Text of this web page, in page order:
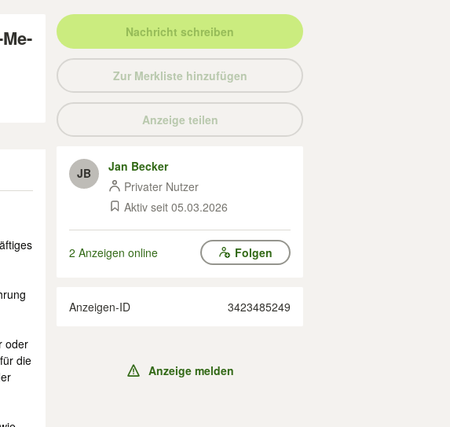
oder
die
Nachricht schreiben
Zur Merkliste hinzufügen
Anzeige teilen
JB
Jan Becker
Privater Nutzer
Aktiv seit 05.03.2026
2 Anzeigen online Folgen
Anzeigen-ID 3423485249
Anzeige melden